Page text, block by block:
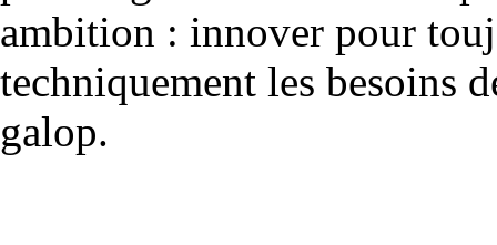
ambition : innover pour
techniquement les besoins
galop.